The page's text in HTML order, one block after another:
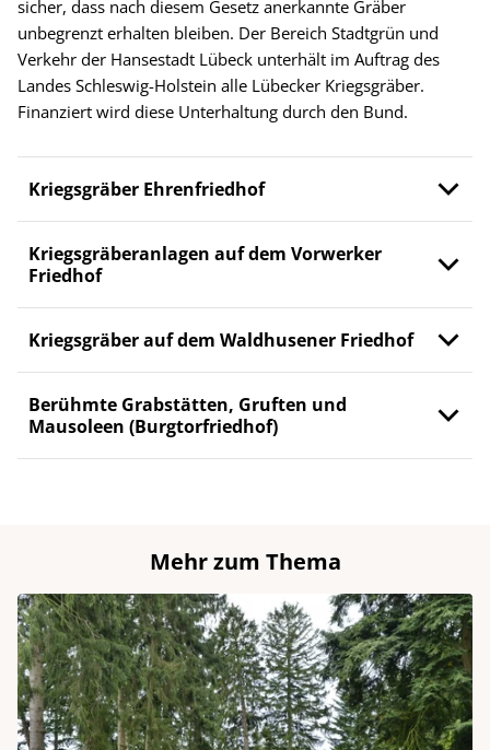
sicher, dass nach diesem Gesetz anerkannte Gräber
unbegrenzt erhalten bleiben. Der Bereich Stadtgrün und
Verkehr der Hansestadt Lübeck unterhält im Auftrag des
Landes Schleswig-Holstein alle Lübecker Kriegsgräber.
Finanziert wird diese Unterhaltung durch den Bund.
Kriegsgräber Ehrenfriedhof
Kriegsgräberanlagen auf dem Vorwerker
Friedhof
Kriegsgräber auf dem Waldhusener Friedhof
Berühmte Grabstätten, Gruften und
Mausoleen (Burgtorfriedhof)
Mehr zum Thema